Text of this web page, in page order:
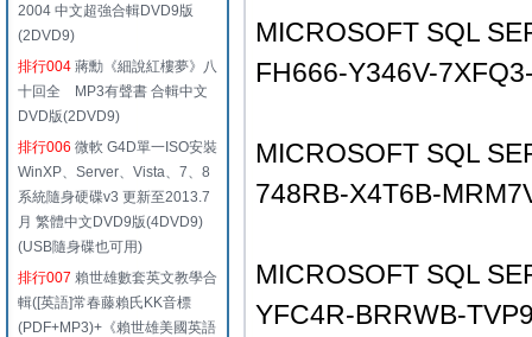
2004 中文超強合輯DVD9版
(2DVD9)
排行004 蔣勳《細說紅樓夢》八
十回全 MP3有聲書 合輯中文
DVD版(2DVD9)
排行006 微軟 G4D單一ISO安裝
WinXP、Server、Vista、7、8
系統隨身硬碟v3 更新至2013.7
月 繁體中文DVD9版(4DVD9)
(USB隨身碟也可用)
排行007 賴世雄數套英文教學合
輯([英語]常春藤賴氏KK音標
(PDF+MP3)+《賴世雄美國英語
MICROSOFT SQL
FH666-Y346V-
MICROSOFT SQL
748RB-X4T6B-
MICROSOFT SQL
YFC4R-BRRWB-